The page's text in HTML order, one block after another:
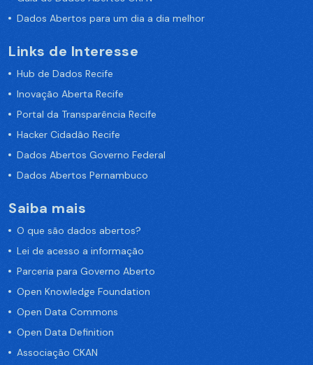
Dados Abertos para um dia a dia melhor
Links de Interesse
Hub de Dados Recife
Inovação Aberta Recife
Portal da Transparência Recife
Hacker Cidadão Recife
Dados Abertos Governo Federal
Dados Abertos Pernambuco
Saiba mais
O que são dados abertos?
Lei de acesso a informação
Parceria para Governo Aberto
Open Knowledge Foundation
Open Data Commons
Open Data Definition
Associação CKAN